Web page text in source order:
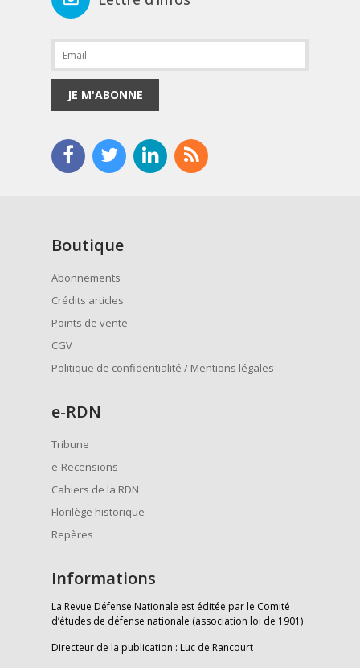
JE M'ABONNE
Boutique
Abonnements
Crédits articles
Points de vente
CGV
Politique de confidentialité / Mentions légales
e-RDN
Tribune
e-Recensions
Cahiers de la RDN
Florilège historique
Repères
Informations
La Revue Défense Nationale est éditée par le Comité
d’études de défense nationale (association loi de 1901)
Directeur de la publication : Luc de Rancourt